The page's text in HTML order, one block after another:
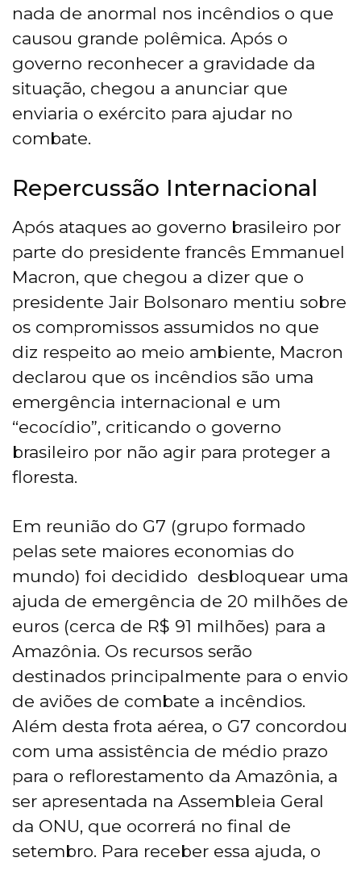
nada de anormal nos incêndios o que
causou grande polêmica. Após o
governo reconhecer a gravidade da
situação, chegou a anunciar que
enviaria o exército para ajudar no
combate.
Repercussão Internacional
Após ataques ao governo brasileiro por
parte do presidente francês Emmanuel
Macron, que chegou a dizer que o
presidente Jair Bolsonaro mentiu sobre
os compromissos assumidos no que
diz respeito ao meio ambiente, Macron
declarou que os incêndios são uma
emergência internacional e um
“ecocídio”, criticando o governo
brasileiro por não agir para proteger a
floresta.
Em reunião do G7 (grupo formado
pelas sete maiores economias do
mundo) foi decidido desbloquear uma
ajuda de emergência de 20 milhões de
euros (cerca de R$ 91 milhões) para a
Amazônia. Os recursos serão
destinados principalmente para o envio
de aviões de combate a incêndios.
Além desta frota aérea, o G7 concordou
com uma assistência de médio prazo
para o reflorestamento da Amazônia, a
ser apresentada na Assembleia Geral
da ONU, que ocorrerá no final de
setembro. Para receber essa ajuda, o